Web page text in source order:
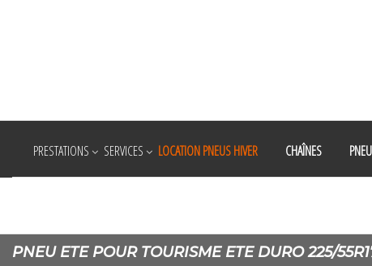
PRESTATIONS SERVICES LOCATION PNEUS HIVER CHAÎNES
PNEU ETE POUR TOURISME ETE DURO 225/